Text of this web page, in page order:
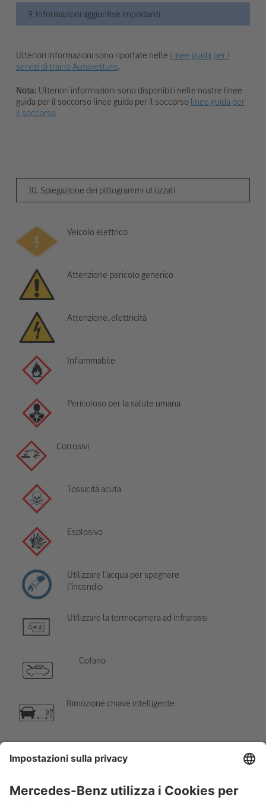
9. Informazioni aggiuntive importanti
Ulteriori informazioni sono riportate nelle Linee guida per i
servizi di traino Autovetture.
Nota: Ulteriori informazioni sono disponibili nelle nostre linee
guida per il soccorso linee guida per il soccorsolinee guida per
il soccorso
10. Spiegazione dei pittogrammi utilizzati
Veicolo elettrico
Attenzione pericolo generico
Attenzione, elettricità
Infiammabile
Pericoloso per la salute umana
Corrosivi
Tossicità acuta
Esplosivo
Utilizzare l'acqua per spegnere
l'incendio
Utilizzare la termocamera ad infrarossi
Cofano
Rimozione chiave intelligente
Componente di aria condizionata
Attenzione; bassa temperatura